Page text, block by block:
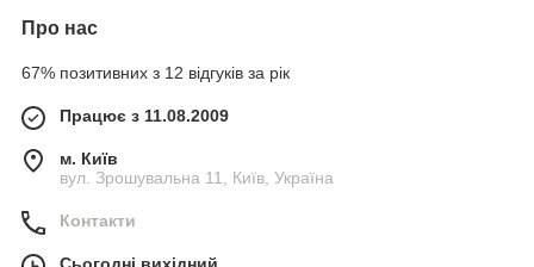
Про нас
67% позитивних з 12 відгуків за рік
Працює з 11.08.2009
м. Київ
вул. Зрошувальна 11, Київ, Україна
Контакти